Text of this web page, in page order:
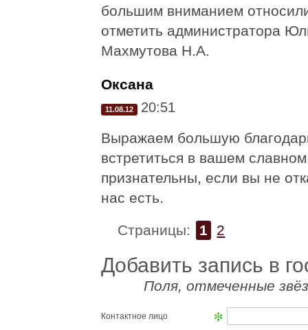
большим вниманием
отметить администратора
Махмутова Н.А.
Оксана
11.08.12 20:51
Выражаем большую
встретиться в вашем
признательны, если вы не
нас есть.
Страницы: 1 2
Добавить запись в
Поля, отмеченные
Контактное лицо